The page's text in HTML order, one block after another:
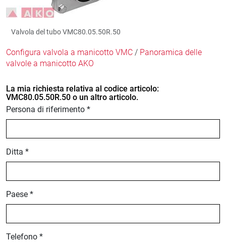
Valvola del tubo VMC80.05.50R.50
Configura valvola a manicotto VMC / Panoramica delle
valvole a manicotto AKO
La mia richiesta relativa al codice articolo:
VMC80.05.50R.50 o un altro articolo.
Persona di riferimento *
Ditta *
Paese *
Telefono *